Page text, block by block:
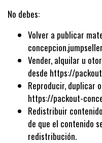
No debes:
Volver a publicar
Vender, alquilar u
desde https://
Reproducir, duplicar
https://packout-
Redistribuir
de que el contenido
redistribución.